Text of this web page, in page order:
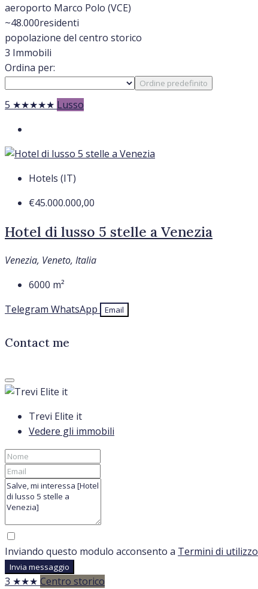
aeroporto Marco Polo (VCE)
~48.000residenti
popolazione del centro storico
3 Immobili
Ordina per:
Ordine predefinito
5 ★★★★★ Lusso
Hotels (IT)
€45.000.000,00
Hotel di lusso 5 stelle a Venezia
Venezia, Veneto, Italia
6000 m²
Telegram WhatsApp Email
Contact me
Trevi Elite it
Vedere gli immobili
Inviando questo modulo acconsento a Termini di utilizzo
Invia messaggio
3 ★★★ Centro storico